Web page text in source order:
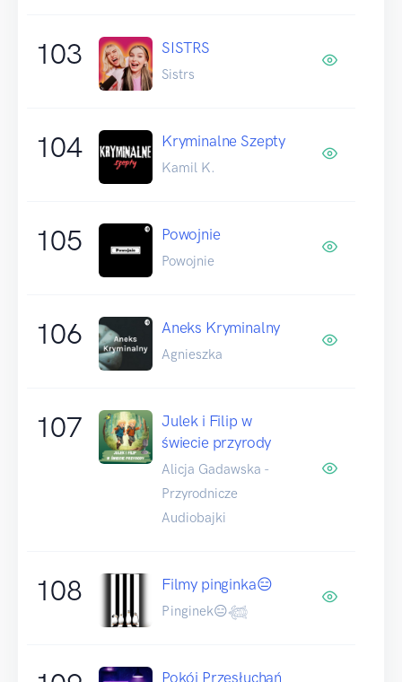
103 SISTRS
Sistrs
104 Kryminalne Szepty
Kamil K.
105 Powojnie
Powojnie
106 Aneks Kryminalny
Agnieszka
107
Julek i Filip w
świecie przyrody
Alicja Gadawska -
Przyrodnicze
Audiobajki
108 Filmy pinginka😑
Pinginek😑𓆉
Pokój Przesłuchań